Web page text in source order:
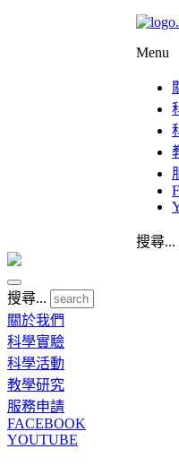
Menu
搜尋...
搜尋...
關於我們
科學實驗
科學活動
教學研究
服務申請
FACEBOOK
YOUTUBE